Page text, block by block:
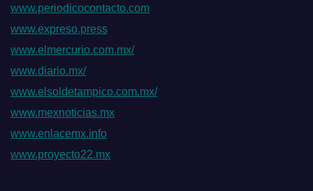
www.periodicocontacto.com
www.expreso.press
www.elmercurio.com.mx/
www.diario.mx/
www.elsoldetampico.com.mx/
www.mexnoticias.mx
www.enlacemx.info
www.proyecto22.mx